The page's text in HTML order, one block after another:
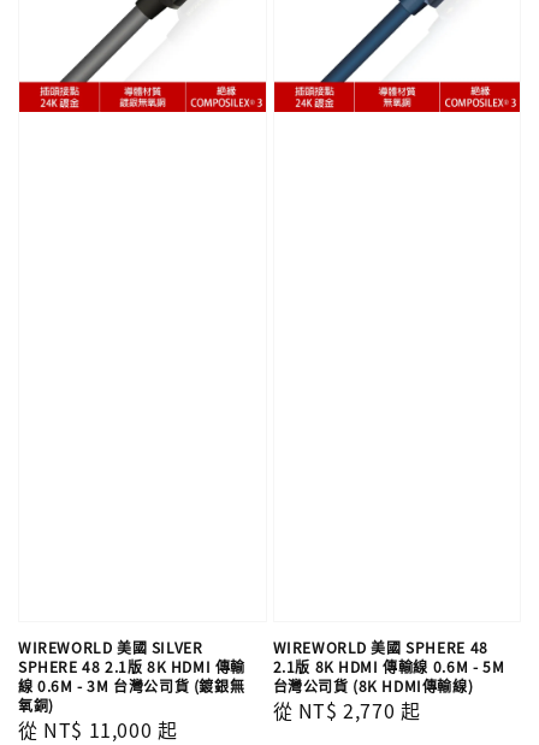
WIREWORLD 美國 SILVER
SPHERE 48 2.1版 8K HDMI 傳輸
線 0.6M - 3M 台灣公司貨 (鍍銀無
氧銅)
Regular
從 NT$ 11,000 起
WIREWORLD 美國 SPHERE 48
2.1版 8K HDMI 傳輸線 0.6M - 5M
台灣公司貨 (8K HDMI傳輸線)
Regular
從 NT$ 2,770 起